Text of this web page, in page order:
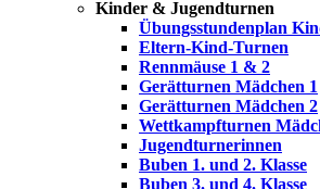
Kinder & Jugendturnen
Übungsstundenplan
Eltern-Kind-Turnen
Rennmäuse 1 & 2
Gerätturnen Mädchen 1
Gerätturnen Mädchen 2
Wettkampfturnen
Jugendturnerinnen
Buben 1. und 2. Klasse
Buben 3. und 4. Klasse